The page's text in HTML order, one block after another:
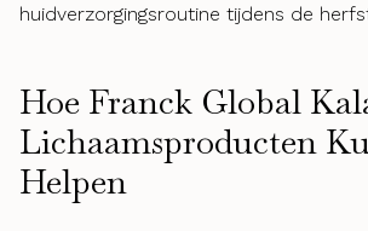
huidverzorgingsroutine tijdens de
Hoe Franck Global
Lichaamsproducten
Helpen